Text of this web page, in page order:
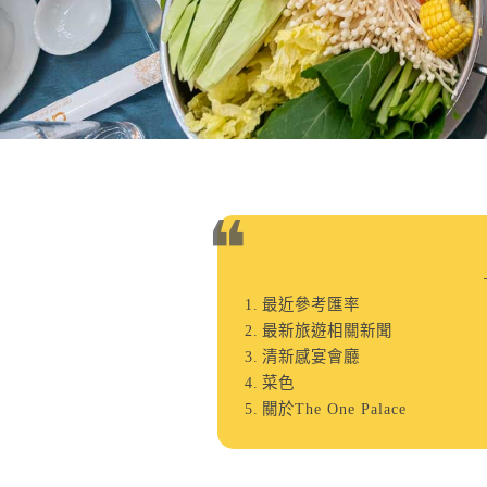
最近參考匯率
最新旅遊相關新聞
清新感宴會廳
菜色
關於The One Palace